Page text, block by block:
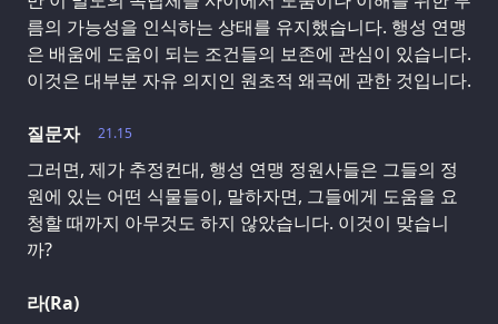
름의 가능성을 인식하는 상태를 유지했습니다. 행성 연맹
은 배움에 도움이 되는 조건들의 보존에 관심이 있습니다.
이것은 대부분 자유 의지인 원초적 왜곡에 관한 것입니다.
21.15
질문자
그러면, 제가 추정컨대, 행성 연맹 정원사들은 그들의 정
원에 있는 어떤 식물들이, 말하자면, 그들에게 도움을 요
청할 때까지 아무것도 하지 않았습니다. 이것이 맞습니
까?
라(Ra)